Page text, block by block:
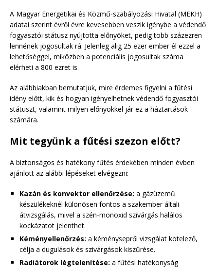
A Magyar Energetikai és Közmű-szabályozási Hivatal (MEKH)
adatai szerint évről évre kevesebben veszik igénybe a védendő
fogyasztói státusz nyújtotta előnyöket, pedig több százezren
lennének jogosultak rá. Jelenleg alig 25 ezer ember él ezzel a
lehetőséggel, miközben a potenciális jogosultak száma
elérheti a 800 ezret is.
Az alábbiakban bemutatjuk, mire érdemes figyelni a fűtési
idény előtt, kik és hogyan igényelhetnek védendő fogyasztói
státuszt, valamint milyen előnyökkel jár ez a háztartások
számára.
Mit tegyünk a fűtési szezon előtt?
A biztonságos és hatékony fűtés érdekében minden évben
ajánlott az alábbi lépéseket elvégezni:
Kazán és konvektor ellenőrzése: a gázüzemű
készülékeknél különösen fontos a szakember általi
átvizsgálás, mivel a szén-monoxid szivárgás halálos
kockázatot jelenthet.
Kéményellenőrzés: a kéményseprői vizsgálat kötelező,
célja a dugulások és szivárgások kiszűrése.
Radiátorok légtelenítése: a fűtési hatékonyság